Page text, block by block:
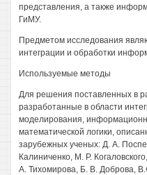
представления, а также
ГиМУ.
Предметом исследования
интеграции и обработки
Используемые методы
Для решения поставленных в
разработанные в области
моделирования,
математической логики,
зарубежных ученых: Д. А.
Калиниченко, М. Р.
А. Тихомирова, Б. В. Доброва,